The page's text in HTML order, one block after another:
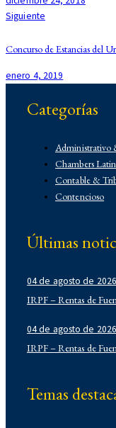
Siguiente
Concurso de Estancias del
enero 4, 2019
Categorías
Administrativo
Chambers
Contable &
Contencioso
Demo
IFLR 1000
Institucionales
Latin Lawyer 250
Legal 500
Newsletters
Últimas
04 de agosto de 2026
IRPF – Rentas de
04 de agosto de 2026
IRPF – Rentas de
Temas